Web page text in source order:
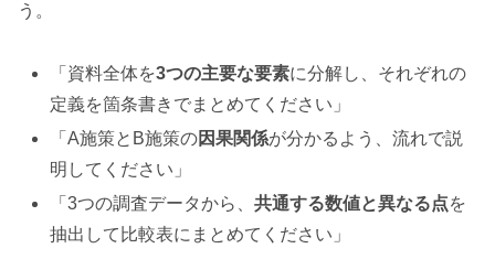
う。
「資料全体を3つの主要な要素に分解し、それぞれの
定義を箇条書きでまとめてください」
「A施策とB施策の因果関係が分かるよう、流れで説
明してください」
「3つの調査データから、共通する数値と異なる点を
抽出して比較表にまとめてください」